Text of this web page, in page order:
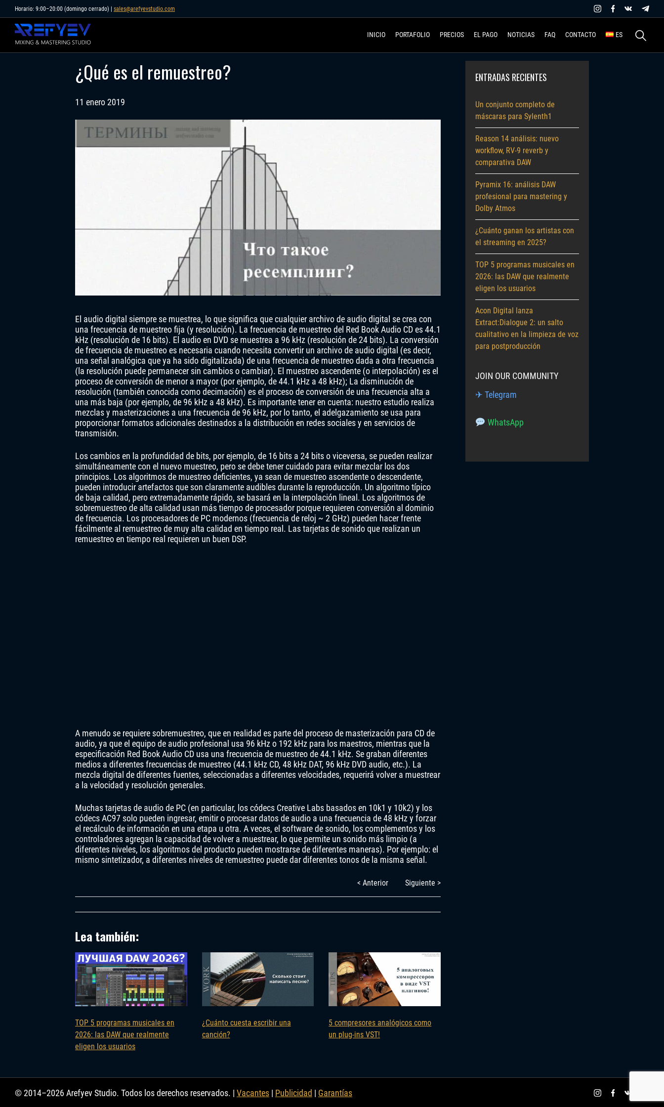
to
content
Horario: 9:00–20:00 (domingo cerrado) | sales@arefyevstudio.com
INICIO PORTAFOLIO PRECIOS EL PAGO NOTICIAS FAQ CONTACTO ES Buscar:
¿Qué es el remuestreo?
11 enero 2019
El audio digital siempre se muestrea, lo que significa que cualquier archivo de audio digital se crea con
una frecuencia de muestreo fija (y resolución). La frecuencia de muestreo del Red Book Audio CD es 44.1
kHz (resolución de 16 bits). El audio en DVD se muestrea a 96 kHz (resolución de 24 bits). La conversión
de frecuencia de muestreo es necesaria cuando necesita convertir un archivo de audio digital (es decir,
una señal analógica que ya ha sido digitalizada) de una frecuencia de muestreo dada a otra frecuencia
(la resolución puede permanecer sin cambios o cambiar). El muestreo ascendente (o interpolación) es el
proceso de conversión de menor a mayor (por ejemplo, de 44.1 kHz a 48 kHz); La disminución de
resolución (también conocida como decimación) es el proceso de conversión de una frecuencia alta a
una más baja (por ejemplo, de 96 kHz a 48 kHz). Es importante tener en cuenta: nuestro estudio realiza
mezclas y masterizaciones a una frecuencia de 96 kHz, por lo tanto, el adelgazamiento se usa para
proporcionar formatos adicionales destinados a la distribución en redes sociales y en servicios de
transmisión.
Los cambios en la profundidad de bits, por ejemplo, de 16 bits a 24 bits o viceversa, se pueden realizar
simultáneamente con el nuevo muestreo, pero se debe tener cuidado para evitar mezclar los dos
principios. Los algoritmos de muestreo deficientes, ya sean de muestreo ascendente o descendente,
pueden introducir artefactos que son claramente audibles durante la reproducción. Un algoritmo típico
de baja calidad, pero extremadamente rápido, se basará en la interpolación lineal. Los algoritmos de
sobremuestreo de alta calidad usan más tiempo de procesador porque requieren conversión al dominio
de frecuencia. Los procesadores de PC modernos (frecuencia de reloj ~ 2 GHz) pueden hacer frente
fácilmente al remuestreo de muy alta calidad en tiempo real. Las tarjetas de sonido que realizan un
remuestreo en tiempo real requieren un buen DSP.
A menudo se requiere sobremuestreo, que en realidad es parte del proceso de masterización para CD de
audio, ya que el equipo de audio profesional usa 96 kHz o 192 kHz para los maestros, mientras que la
especificación Red Book Audio CD usa una frecuencia de muestreo de 44.1 kHz. Se graban diferentes
medios a diferentes frecuencias de muestreo (44.1 kHz CD, 48 kHz DAT, 96 kHz DVD audio, etc.). La
mezcla digital de diferentes fuentes, seleccionadas a diferentes velocidades, requerirá volver a muestrear
a la velocidad y resolución generales.
Muchas tarjetas de audio de PC (en particular, los códecs Creative Labs basados ​​en 10k1 y 10k2) y los
códecs AC97 solo pueden ingresar, emitir o procesar datos de audio a una frecuencia de 48 kHz y forzar
el recálculo de información en una etapa u otra. A veces, el software de sonido, los complementos y los
controladores agregan la capacidad de volver a muestrear, lo que permite un sonido más limpio (a
diferentes niveles, los algoritmos del producto pueden mostrarse de diferentes maneras). Por ejemplo: el
mismo sintetizador, a diferentes niveles de remuestreo puede dar diferentes tonos de la misma señal.
< Anterior Siguiente >
Lea también:
TOP 5 programas musicales en
2026: las DAW que realmente
eligen los usuarios
¿Cuánto cuesta escribir una
canción?
5 compresores analógicos como
un plug-ins VST!
ENTRADAS RECIENTES
Un conjunto completo de
máscaras para Sylenth1
Reason 14 análisis: nuevo
workflow, RV-9 reverb y
comparativa DAW
Pyramix 16: análisis DAW
profesional para mastering y
Dolby Atmos
¿Cuánto ganan los artistas con
el streaming en 2025?
TOP 5 programas musicales en
2026: las DAW que realmente
eligen los usuarios
Acon Digital lanza
Extract:Dialogue 2: un salto
cualitativo en la limpieza de voz
para postproducción
JOIN OUR COMMUNITY
✈ Telegram
WhatsApp
© 2014–2026 Arefyev Studio. Todos los derechos reservados. | Vacantes | Publicidad | Garantías